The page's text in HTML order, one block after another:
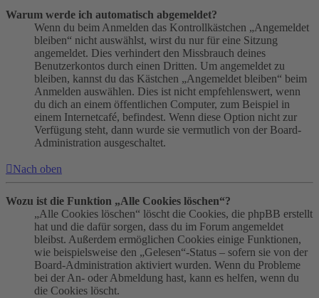
Warum werde ich automatisch abgemeldet?
Wenn du beim Anmelden das Kontrollkästchen „Angemeldet
bleiben“ nicht auswählst, wirst du nur für eine Sitzung
angemeldet. Dies verhindert den Missbrauch deines
Benutzerkontos durch einen Dritten. Um angemeldet zu
bleiben, kannst du das Kästchen „Angemeldet bleiben“ beim
Anmelden auswählen. Dies ist nicht empfehlenswert, wenn
du dich an einem öffentlichen Computer, zum Beispiel in
einem Internetcafé, befindest. Wenn diese Option nicht zur
Verfügung steht, dann wurde sie vermutlich von der Board-
Administration ausgeschaltet.
Nach oben
Wozu ist die Funktion „Alle Cookies löschen“?
„Alle Cookies löschen“ löscht die Cookies, die phpBB erstellt
hat und die dafür sorgen, dass du im Forum angemeldet
bleibst. Außerdem ermöglichen Cookies einige Funktionen,
wie beispielsweise den „Gelesen“-Status – sofern sie von der
Board-Administration aktiviert wurden. Wenn du Probleme
bei der An- oder Abmeldung hast, kann es helfen, wenn du
die Cookies löscht.